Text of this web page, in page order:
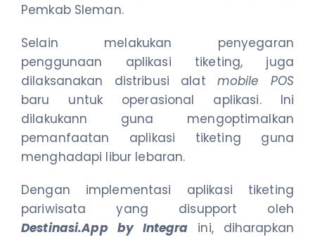
Pemkab Sleman.
Selain melakukan penyegaran
penggunaan aplikasi tiketing, juga
dilaksanakan distribusi alat mobile POS
baru untuk operasional aplikasi. Ini
dilakukann guna mengoptimalkan
pemanfaatan aplikasi tiketing guna
menghadapi libur lebaran.
Dengan implementasi aplikasi tiketing
pariwisata yang disupport oleh
Destinasi.App by Integra
ini, diharapkan